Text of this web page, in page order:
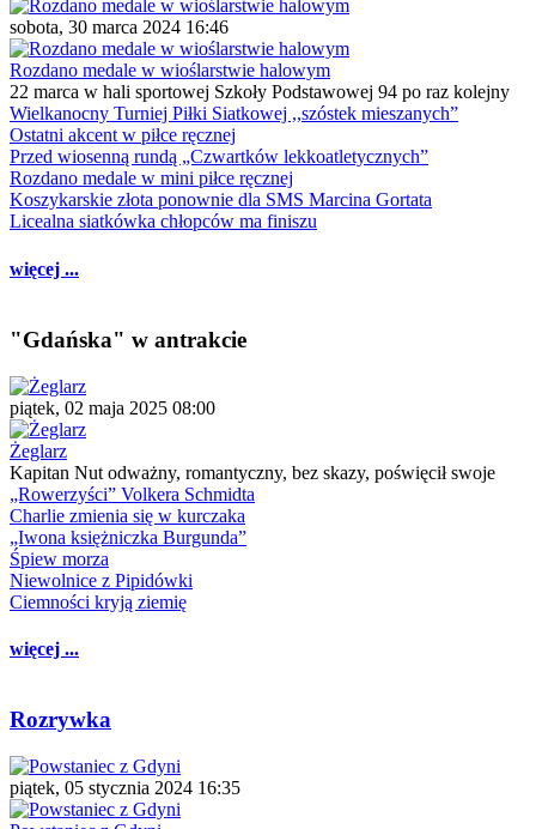
sobota, 30 marca 2024 16:46
Rozdano medale w wioślarstwie halowym
22 marca w hali sportowej Szkoły Podstawowej 94 po raz kolejny
Wielkanocny Turniej Piłki Siatkowej ,,szóstek mieszanych”
Ostatni akcent w piłce ręcznej
Przed wiosenną rundą „Czwartków lekkoatletycznych”
Rozdano medale w mini piłce ręcznej
Koszykarskie złota ponownie dla SMS Marcina Gortata
Licealna siatkówka chłopców ma finiszu
więcej ...
"Gdańska" w antrakcie
piątek, 02 maja 2025 08:00
Żeglarz
Kapitan Nut odważny, romantyczny, bez skazy, poświęcił swoje
„Rowerzyści” Volkera Schmidta
Charlie zmienia się w kurczaka
„Iwona księżniczka Burgunda”
Śpiew morza
Niewolnice z Pipidówki
Ciemności kryją ziemię
więcej ...
Rozrywka
piątek, 05 stycznia 2024 16:35